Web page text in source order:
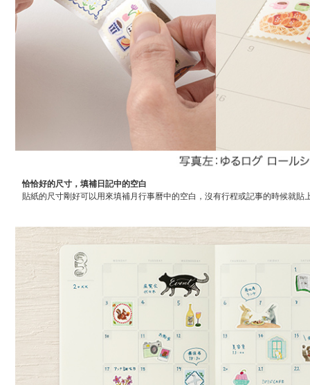
恰恰好的尺寸，填補日記中的空白
貼紙的尺寸剛好可以用來填補月行事曆中的空白，沒有行程或記事的時候就貼